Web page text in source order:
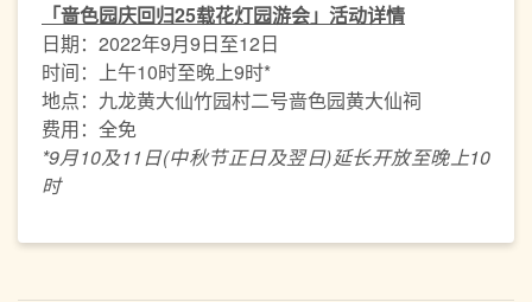
「啬色园庆回归25载花灯园游会」活动详情
日期：2022年9月9日至12日
时间：上午10时至晚上9时*
地点：九龙黄大仙竹园村二号啬色园黄大仙祠
费用：全免
*9月10及11日(中秋节正日及翌日)延长开放至晚上10
时